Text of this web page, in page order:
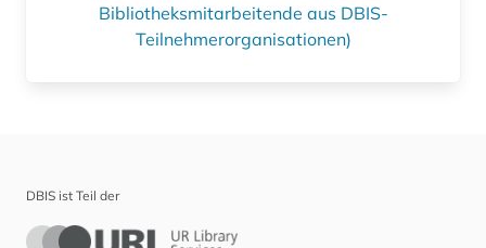
Bibliotheksmitarbeitende aus DBIS-
Teilnehmerorganisationen)
DBIS ist Teil der